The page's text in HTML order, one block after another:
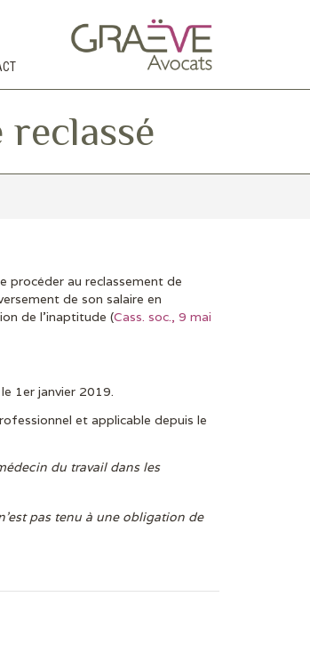
reclassé
procéder au reclassement de
de son salaire en
de l’inaptitude (Cass. soc., 9 mai
1er janvier 2019.
et applicable depuis le
du travail dans les
pas tenu à une obligation de